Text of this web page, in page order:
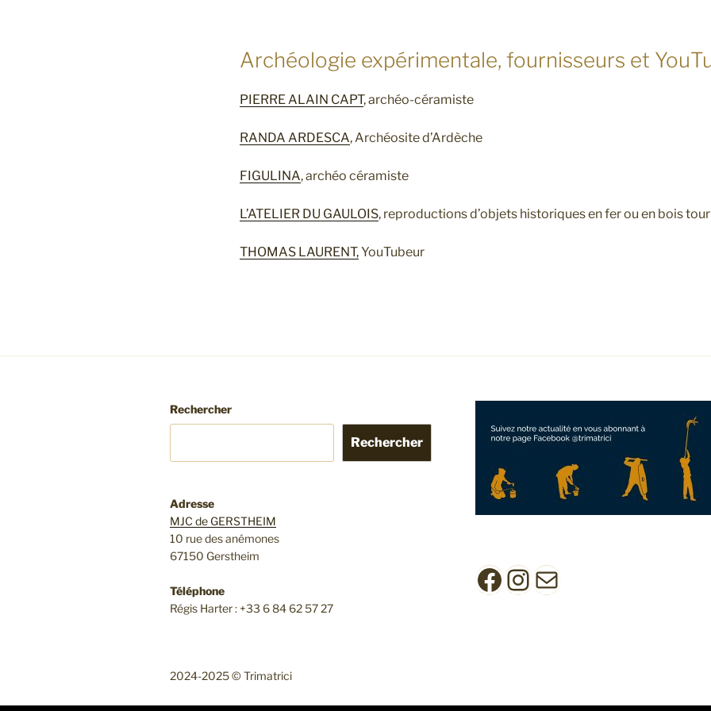
Archéologie expérimentale, fournisseurs et
PIERRE ALAIN CAPT, archéo-céramiste
RANDA ARDESCA, Archéosite d’Ardèche
FIGULINA, archéo céramiste
L’ATELIER DU GAULOIS, reproductions d’objets historiques en fer ou en bois
THOMAS LAURENT,YouTubeur
Rechercher
Rechercher
Adresse
MJC de GERSTHEIM
10 rue des anémones
67150 Gerstheim
Téléphone
Régis Harter : +33 6 84 62 57 27
2024-2025 © Trimatrici
Facebook
Instagram
Mail